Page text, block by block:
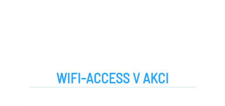
WIFI-ACCESS V AKCI